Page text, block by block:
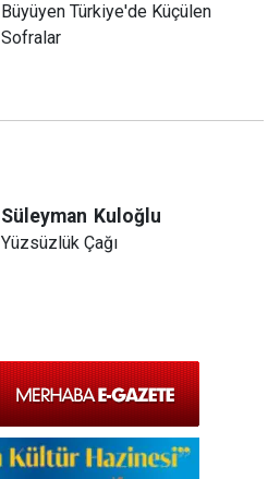
Büyüyen Türkiye'de Küçülen
Sofralar
Süleyman Kuloğlu
Yüzsüzlük Çağı